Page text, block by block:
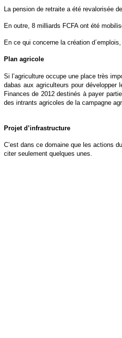
La pension de retraite a été revalorisée
En outre, 8 milliards FCFA ont été
En ce qui concerne la création
Plan agricole
Si l’agriculture occupe une place très
dabas aux agriculteurs pour
Finances de 2012 destinés à payer
des intrants agricoles de la campagne
Projet d’infrastructure
C’est dans ce domaine que les actions
citer seulement quelques unes.